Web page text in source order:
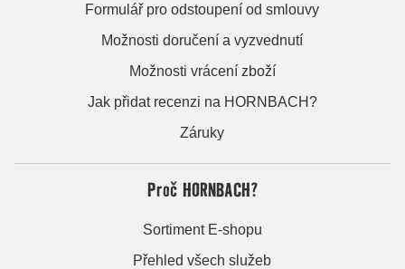
Formulář pro odstoupení od smlouvy
Možnosti doručení a vyzvednutí
Možnosti vrácení zboží
Jak přidat recenzi na HORNBACH?
Záruky
Proč HORNBACH?
Sortiment E-shopu
Přehled všech služeb